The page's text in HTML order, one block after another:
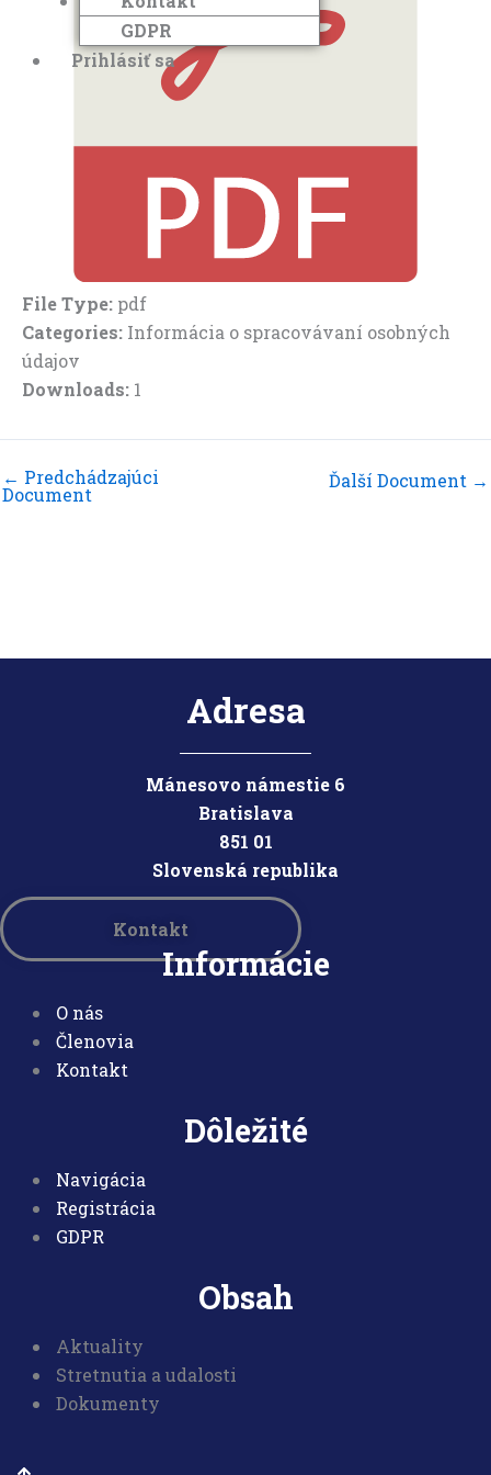
GDPR
Prihlásiť sa
File Type: pdf
Categories: Informácia o spracovávaní osobných
údajov
Downloads: 1
← Predchádzajúci
Document
Ďalší Document →
Adresa
Mánesovo námestie 6
Bratislava
851 01
Slovenská republika
Kontakt
Informácie
O nás
Členovia
Kontakt
Dôležité
Navigácia
Registrácia
GDPR
Obsah
Aktuality
Stretnutia a udalosti
Dokumenty